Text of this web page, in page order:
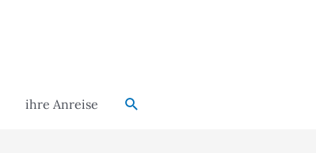
ihre Anreise Search